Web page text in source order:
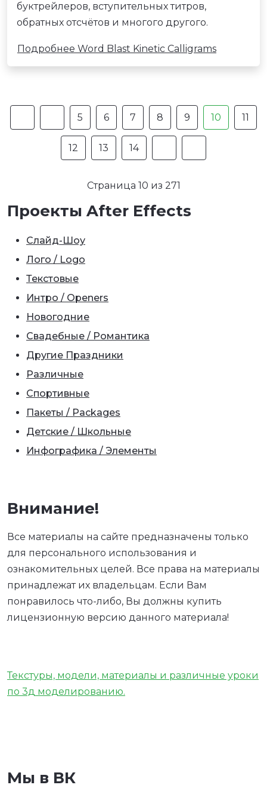
буктрейлеров, вступительных титров,
обратных отсчётов и многого другого.
Подробнее Word Blast Kinetic Calligrams
5 6 7 8 9 10 11
12 13 14
Страница 10 из 271
Проекты After Effects
Слайд-Шоу
Лого / Logo
Текстовые
Интро / Openers
Новогодние
Свадебные / Романтика
Другие Праздники
Различные
Спортивные
Пакеты / Packages
Детские / Школьные
Инфографика / Элементы
Внимание!
Все материалы на сайте предназначены только
для персонального использования и
ознакомительных целей. Все права на материалы
принадлежат их владельцам. Если Вам
понравилось что-либо, Вы должны купить
лицензионную версию данного материала!
Текстуры, модели, материалы и различные уроки
по 3д моделированию.
Мы в ВК